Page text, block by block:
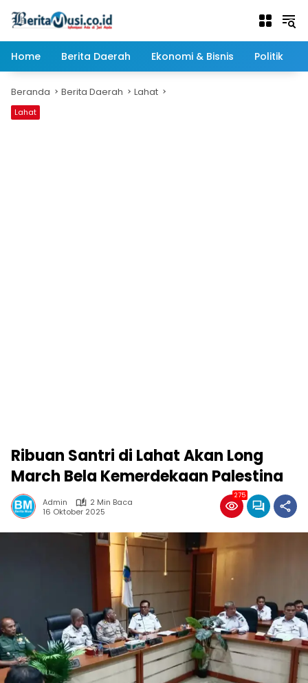
Home
Berita Daerah Ekonomi & Bisnis Politik
Beranda Berita Daerah Lahat
Lahat
Ribuan Santri di Lahat Akan Long
March Bela Kemerdekaan Palestina
Admin
2 Min Baca
16 Oktober 2025
275